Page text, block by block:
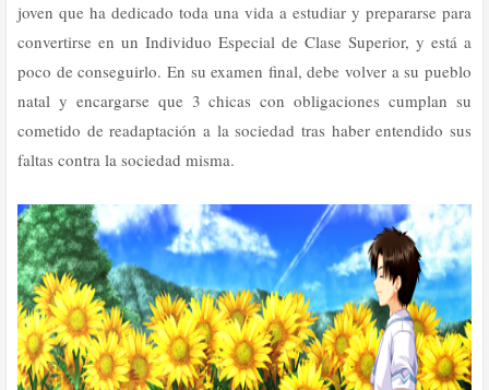
joven que ha dedicado toda una vida a estudiar y prepararse para
convertirse en un Individuo Especial de Clase Superior, y está a
poco de conseguirlo. En su examen final, debe volver a su pueblo
natal y encargarse que 3 chicas con obligaciones cumplan su
cometido de readaptación a la sociedad tras haber entendido sus
faltas contra la sociedad misma.